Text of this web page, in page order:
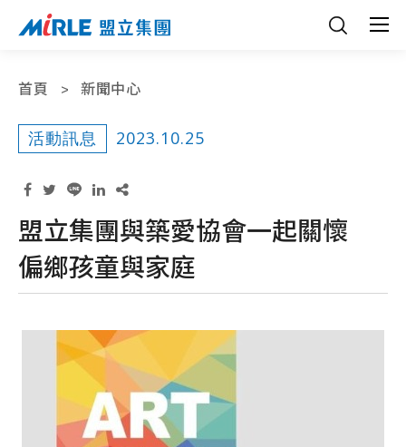
首頁 新聞中心
活動訊息 2023.10.25
盟立集團與築愛協會一起關懷
偏鄉孩童與家庭